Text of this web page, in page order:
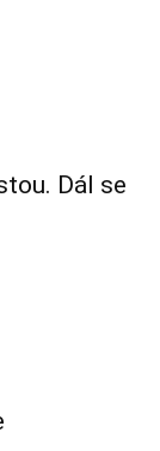
Dál se